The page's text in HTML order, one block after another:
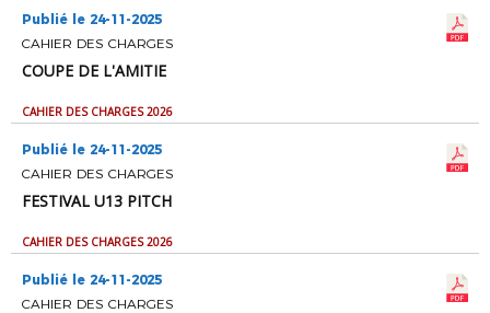
Publié le 24-11-2025
CAHIER DES CHARGES
COUPE DE L'AMITIE
CAHIER DES CHARGES 2026
Publié le 24-11-2025
CAHIER DES CHARGES
FESTIVAL U13 PITCH
CAHIER DES CHARGES 2026
Publié le 24-11-2025
CAHIER DES CHARGES